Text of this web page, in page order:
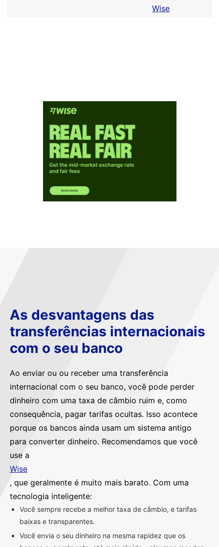
Wise
As desvantagens das
transferências internacionais
com o seu banco
Ao enviar ou ou receber uma transferência
internacional com o seu banco, você pode perder
dinheiro com uma taxa de câmbio ruim e, como
consequência, pagar tarifas ocultas. Isso acontece
porque os bancos ainda usam um sistema antigo
para converter dinheiro. Recomendamos que você
use a
Wise
, que geralmente é muito mais barato. Com uma
tecnologia inteligente:
Você sempre recebe a melhor taxa de câmbio, e tarifas
baixas e transparentes.
Você envia o seu dinheiro na mesma rapidez que os